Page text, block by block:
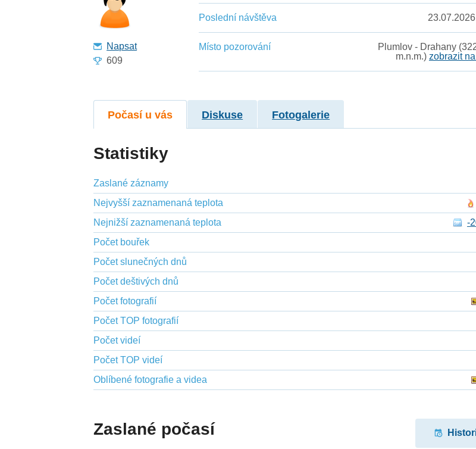
Napsat
609
Poslední návštěva
Místo pozorování
Plumlov - Drahany
m.n.m.) zobrazit
Počasí u vás Diskuse Fotogalerie
Statistiky
Zaslané záznamy
Nejvyšší zaznamenaná teplota
Nejnižší zaznamenaná teplota
-
Počet bouřek
Počet slunečných dnů
Počet deštivých dnů
Počet fotografií
Počet TOP fotografií
Počet videí
Počet TOP videí
Oblíbené fotografie a videa
Zaslané počasí